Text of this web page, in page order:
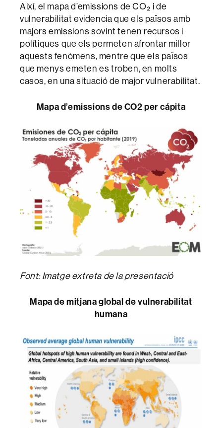
Així, el mapa d’emissions de CO₂ i de
vulnerabilitat evidencia que els països amb
majors emissions sovint tenen recursos i
polítiques que els permeten afrontar millor
aquests fenòmens, mentre que els països
que menys emeten es troben, en molts
casos, en una situació de major vulnerabilitat.
Mapa d’emissions de CO2 per cápita
Font: Imatge extreta de la presentació
Mapa de mitjana global de vulnerabilitat
humana